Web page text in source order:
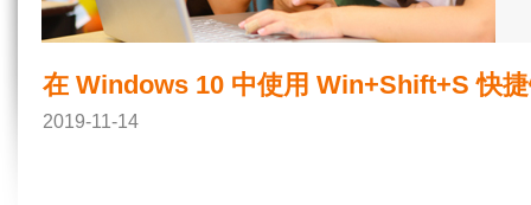
在 Windows 10 中使用 Win+Shift+S 快
2019-11-14